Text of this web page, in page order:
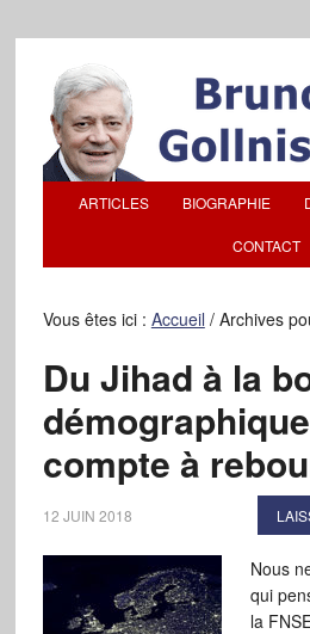
ARTICLES BIOGRAPHIE
CONTACT
Vous êtes ici : Accueil /Archives
Du Jihad à la
compte à
12 JUIN 2018
Nous
qui
la